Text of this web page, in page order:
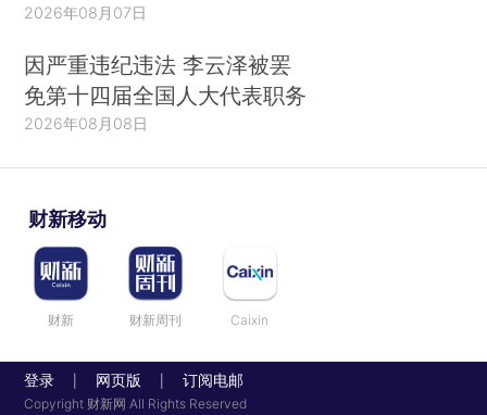
2026年08月07日
因严重违纪违法 李云泽被罢
免第十四届全国人大代表职务
2026年08月08日
财新移动
财新 财新周刊 Caixin
登录 网页版 订阅电邮
Copyright 财新网 All Rights Reserved